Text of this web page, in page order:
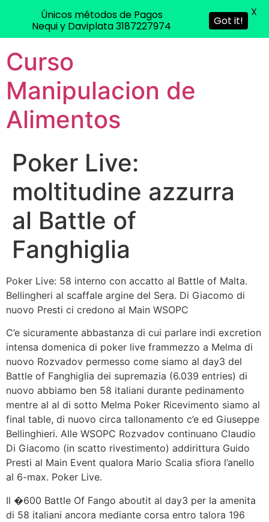
Curso
Manipulacion de
Alimentos
Poker Live:
moltitudine azzurra
al Battle of
Fanghiglia
Poker Live: 58 interno con accatto al Battle of Malta.
Bellingheri al scaffale argine del Sera. Di Giacomo di
nuovo Presti ci credono al Main WSOPC
C’e sicuramente abbastanza di cui parlare indi excretion
intensa domenica di poker live frammezzo a Melma di
nuovo Rozvadov permesso come siamo al day3 del
Battle of Fanghiglia dei supremazia (6.039 entries) di
nuovo abbiamo ben 58 italiani durante pedinamento
mentre al al di sotto Melma Poker Ricevimento siamo al
final table, di nuovo circa tallonamento c’e ed Giuseppe
Bellinghieri. Alle WSOPC Rozvadov continuano Claudio
Di Giacomo (in scatto rivestimento) addirittura Guido
Presti al Main Event qualora Mario Scalia sfiora l’anello
al 6-max. Poker Live.
Il �600 Battle Of Fango aboutit al day3 per la amenita
di 58 italiani ancora mediante corsa entro talora 196
Únicos métodos de Pagos
Nequi y Daviplata 3187227974
Got it!
X